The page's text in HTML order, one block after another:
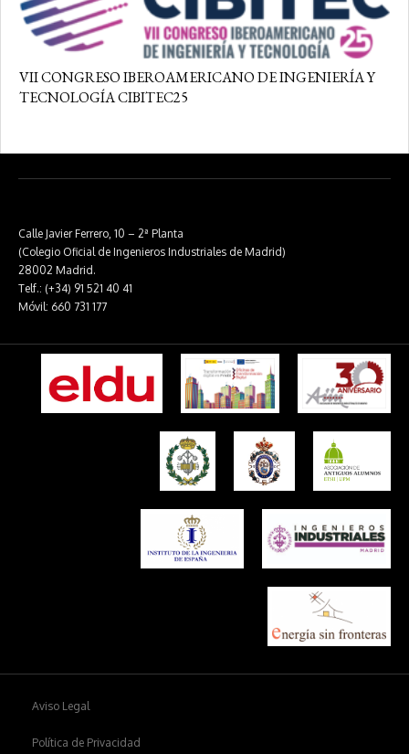
VII CONGRESO IBEROAMERICANO DE INGENIERÍA Y
TECNOLOGÍA CIBITEC25
Calle Javier Ferrero, 10 – 2ª Planta
(Colegio Oficial de Ingenieros Industriales de Madrid)
28002 Madrid.
Telf.: (+34) 91 521 40 41
Móvil: 660 731 177
Aviso Legal
Política de Privacidad